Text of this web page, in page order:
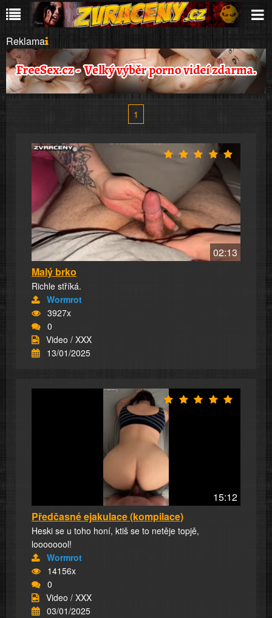
Reklama
1
02:13
Malý brko
Richle stříká.
Wormrot
3927x
0
Video / XXX
13/01/2025
15:12
Předčasné ejakulace (kompilace)
Heski se u toho honí, ktiš se to netěje topjě,
loooooool!
Wormrot
14156x
0
Video / XXX
03/01/2025